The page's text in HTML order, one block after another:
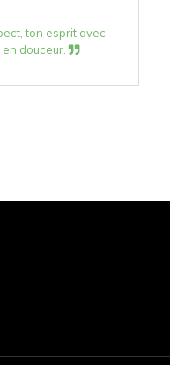
ton esprit avec
en douceur.